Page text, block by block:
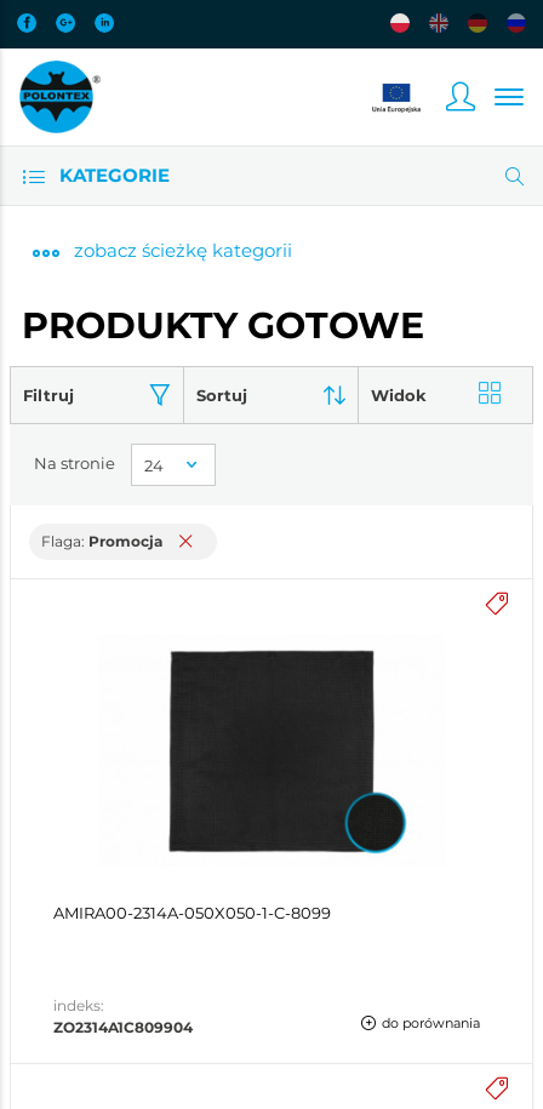
KATEGORIE
zobacz ścieżkę kategorii
PRODUKTY GOTOWE
Filtruj Sortuj Widok
Na stronie
Flaga: Promocja
AMIRA00-2314A-050X050-1-C-8099
indeks:
ZO2314A1C809904
do porównania